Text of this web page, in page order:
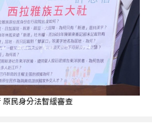
民身分法暫緩審查